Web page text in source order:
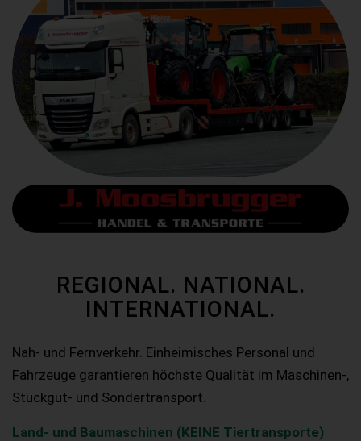
REGIONAL. NATIONAL.
INTERNATIONAL.
Nah- und Fernverkehr. Einheimisches Personal und
Fahrzeuge garantieren höchste Qualität im Maschinen-,
Stückgut- und Sondertransport.
Land- und Baumaschinen (KEINE Tiertransporte)